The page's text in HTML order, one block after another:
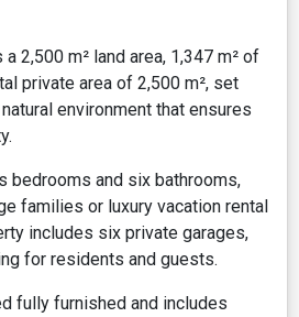
2,500 m² land area, 1,347 m² of
private area of 2,500 m², set
environment that ensures
bedrooms and six bathrooms,
families or luxury vacation rental
includes six private garages,
for residents and guests.
fully furnished and includes